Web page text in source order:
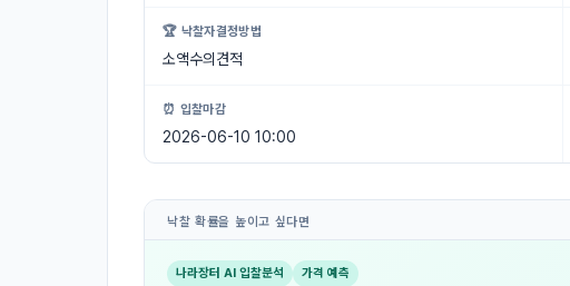
🏆 낙찰자결정방법
소액수의견적
⏰ 입찰마감
2026-06-10 10:00
낙찰 확률을 높이고 싶다면
나라장터 AI 입찰분석 가격 예측